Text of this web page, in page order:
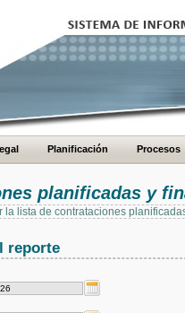
Planificación Procesos
planificadas y
la lista de contrataciones
reporte